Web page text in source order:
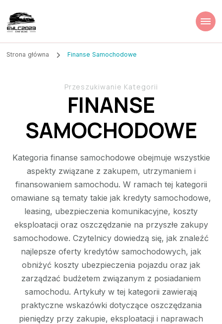
Strona główna Finanse Samochodowe
Przeszukiwanie Kategorii
FINANSE
SAMOCHODOWE
Kategoria finanse samochodowe obejmuje wszystkie
aspekty związane z zakupem, utrzymaniem i
finansowaniem samochodu. W ramach tej kategorii
omawiane są tematy takie jak kredyty samochodowe,
leasing, ubezpieczenia komunikacyjne, koszty
eksploatacji oraz oszczędzanie na przyszłe zakupy
samochodowe. Czytelnicy dowiedzą się, jak znaleźć
najlepsze oferty kredytów samochodowych, jak
obniżyć koszty ubezpieczenia pojazdu oraz jak
zarządzać budżetem związanym z posiadaniem
samochodu. Artykuły w tej kategorii zawierają
praktyczne wskazówki dotyczące oszczędzania
pieniędzy przy zakupie, eksploatacji i naprawach